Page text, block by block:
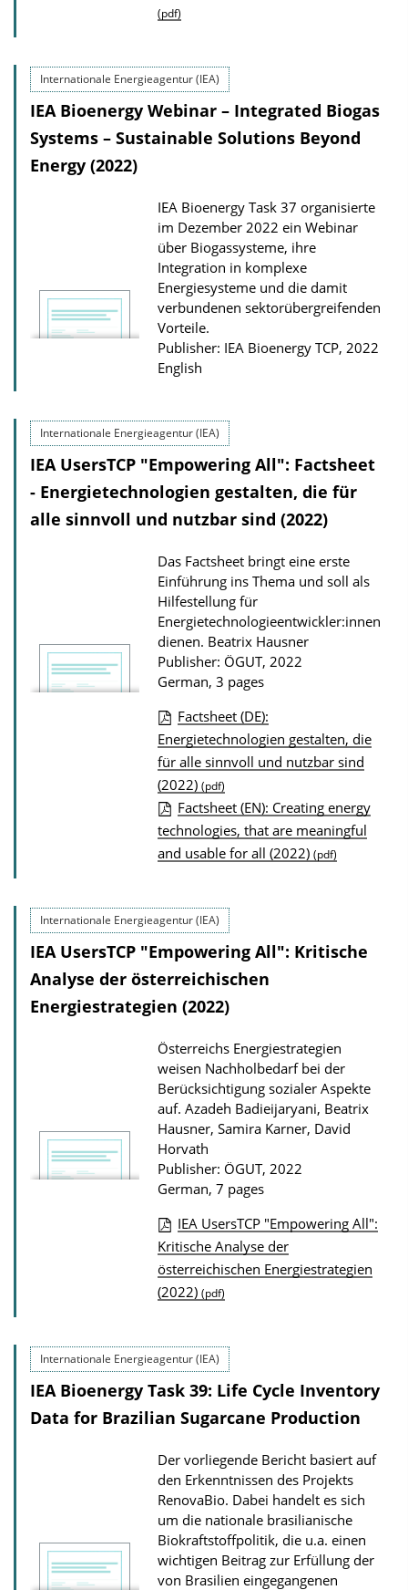
s
u
l
i
c
a
o
n
D
o
w
n
l
a
d
s
(pdf)
Internationale Energieagentur (IEA)
IEA Bioenergy Webinar – Integrated Biogas
Systems – Sustainable Solutions Beyond
Energy (2022)
IEA Bioenergy Task 37 organisierte
im Dezember 2022 ein Webinar
über Biogassysteme, ihre
Integration in komplexe
Energiesysteme und die damit
verbundenen sektorübergreifenden
Vorteile.
Publisher: IEA Bioenergy TCP, 2022
English
Internationale Energieagentur (IEA)
IEA UsersTCP "Empowering All": Factsheet
- Energietechnologien gestalten, die für
alle sinnvoll und nutzbar sind (2022)
Das Factsheet bringt eine erste
Einführung ins Thema und soll als
Hilfestellung für
Energietechnologieentwickler:innen
dienen. Beatrix Hausner
Publisher: ÖGUT, 2022
German, 3 pages
P
u
b
l
i
c
t
D
o
w
n
l
o
a
d
s
Factsheet (DE):
Energietechnologien gestalten, die
für alle sinnvoll und nutzbar sind
(2022) (pdf)
Factsheet (EN): Creating energy
technologies, that are meaningful
and usable for all (2022) (pdf)
Internationale Energieagentur (IEA)
IEA UsersTCP "Empowering All": Kritische
Analyse der österreichischen
Energiestrategien (2022)
Österreichs Energiestrategien
weisen Nachholbedarf bei der
Berücksichtigung sozialer Aspekte
auf. Azadeh Badieijaryani, Beatrix
Hausner, Samira Karner, David
Horvath
Publisher: ÖGUT, 2022
German, 7 pages
P
u
b
i
c
a
t
i
o
n
D
o
w
IEA UsersTCP "Empowering All":
Kritische Analyse der
österreichischen Energiestrategien
(2022) (pdf)
Internationale Energieagentur (IEA)
IEA Bioenergy Task 39: Life Cycle Inventory
Data for Brazilian Sugarcane Production
Der vorliegende Bericht basiert auf
den Erkenntnissen des Projekts
RenovaBio. Dabei handelt es sich
um die nationale brasilianische
Biokraftstoffpolitik, die u.a. einen
wichtigen Beitrag zur Erfüllung der
von Brasilien eingegangenen